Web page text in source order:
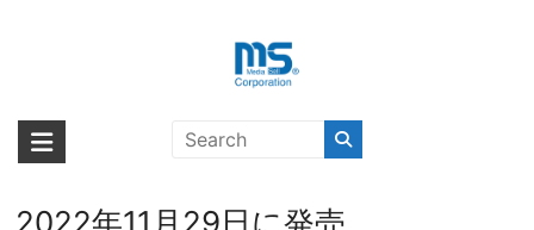
海外輸入ブランド商品｜株式会社
海外事業部が取り揃えている海外輸入商品には、日本では珍しい「海外ブ
ランド」をはじめ「ユニークな商品」「機能的な商品」「コストパフォー
イヤー型完全ワイヤレスイヤフォ
2022年11月29日に発売